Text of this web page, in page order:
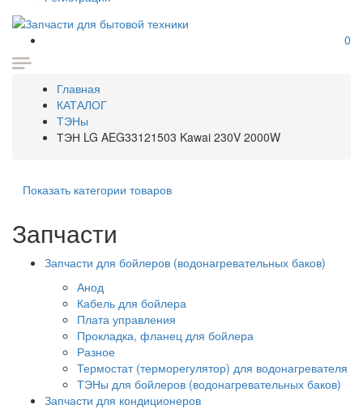
0
Главная
КАТАЛОГ
ТЭНы
ТЭН LG AEG33121503 Kawai 230V 2000W
Показать категории товаров
Запчасти
Запчасти для бойлеров (водонагревательных баков)
Анод
Кабель для бойлера
Плата управления
Прокладка, фланец для бойлера
Разное
Термостат (терморегулятор) для водонагревателя
ТЭНы для бойлеров (водонагревательных баков)
Запчасти для кондиционеров